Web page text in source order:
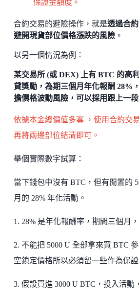
保證金額度。
合約交易的避險操作，就是透過合
避開現貨部位價格漲跌的風險 。
以另一個情況為例：
某交易所 (或 DEX) 上有 BTC 的高
貸獎勵，為期三個月年化報酬 28%
擔價格波動風險，可以採用跟上一
依據本金總價值多寡 ，使用合約交
再將兩邊部位結清即可。
舉個實際數字試算：
當下錢包中沒有 BTC，但有閒置的
月的 28% 年化活動。
1. 28% 是年化報酬率，期間三個月
2. 不能把 5000 U 全部拿來買 BTC
空鎖定價格所以必須留一些作為保證
3. 假設買進 3000 U BTC，投入活動